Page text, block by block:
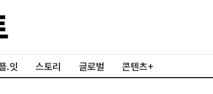
.잇 스토리 글로벌 콘텐츠+